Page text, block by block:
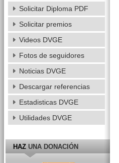
Solicitar Diploma PDF
Solicitar premios
Videos DVGE
Fotos de seguidores
Noticias DVGE
Descargar referencias
Estadisticas DVGE
Utilidades DVGE
HAZUNA DONACIÓN